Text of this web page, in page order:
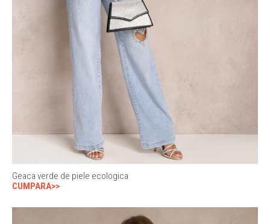
Geaca verde de piele ecologica
CUMPARA>>